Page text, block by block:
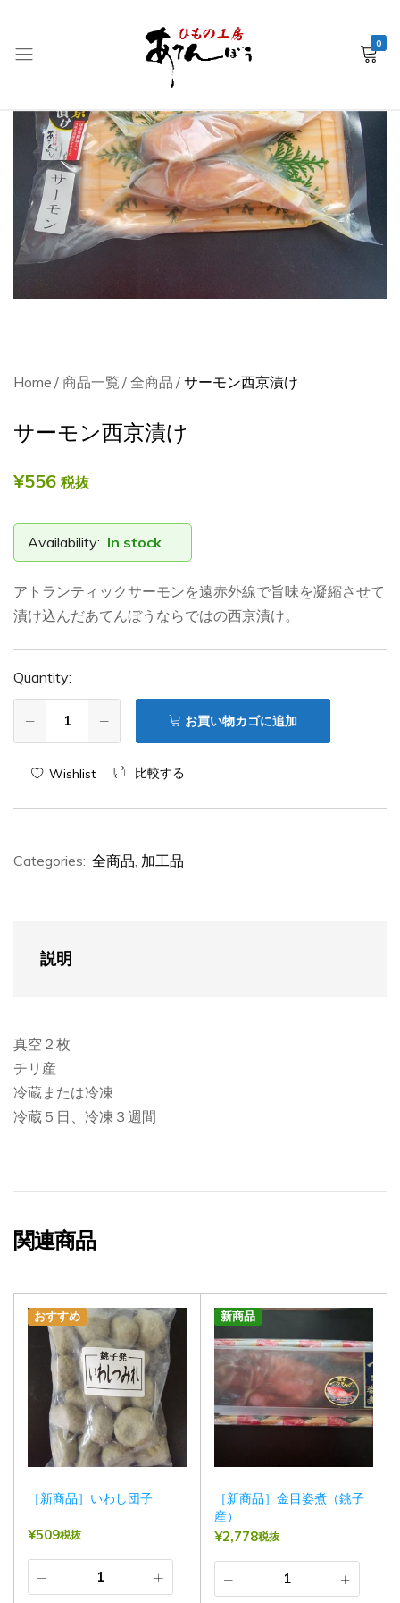
子
産
干
物
EC
も
あ
ん
0
Home 商品一覧 全商品 サーモン西京漬け
サーモン西京漬け
¥556 税抜
Availability: In stock
アトランティックサーモンを遠赤外線で旨味を凝縮させて
漬け込んだあてんぼうならではの西京漬け。
Quantity:
お買い物カゴに追加
Wishlist 比較する
Categories: 全商品 加工品
説明
真空２枚
チリ産
冷蔵または冷凍
冷蔵５日、冷凍３週間
関連商品
おすすめ
［新商品］いわし団子
¥509税抜
新商品
［新商品］金目姿煮（銚子
産）
¥2,778税抜